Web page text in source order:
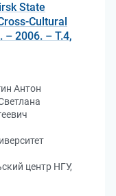
State
Cultural
2006. – Т.4,
Антон
центр НГУ,